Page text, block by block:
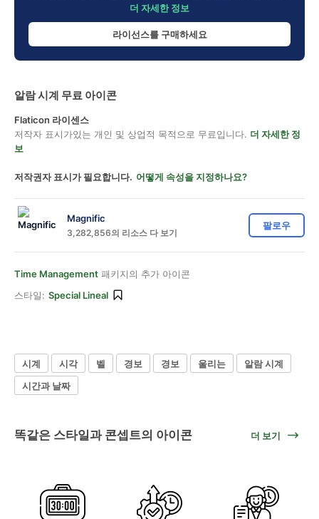
더 자세한 정보
라이선스를 구매하세요
알람 시계 무료 아이콘
Flaticon 라이센스
저작자 표시가있는 개인 및 상업적 목적으로 무료입니다. 더 자세한 정
보
저작권자 표시가 필요합니다. 어떻게 속성을 지정하나요?
Magnific
3,282,856의 리소스 다 보기
팔로우
Time Management 패키지의 추가 아이콘
스타일: Special Lineal
시계 시각 벨 경보 경보 울리는
알람 시계
시간과 날짜
똑같은 스타일과 콘셉트의 아이콘 더 보기